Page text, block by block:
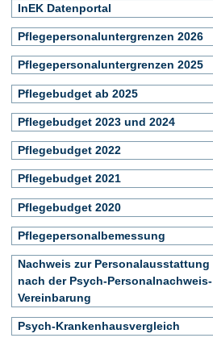
InEK Datenportal
Pflegepersonaluntergrenzen 2026
Pflegepersonaluntergrenzen 2025
Pflegebudget ab 2025
Pflegebudget 2023 und 2024
Pflegebudget 2022
Pflegebudget 2021
Pflegebudget 2020
Pflegepersonalbemessung
Nachweis zur Personalausstattung
nach der Psych-Personalnachweis-
Vereinbarung
Psych-Krankenhausvergleich